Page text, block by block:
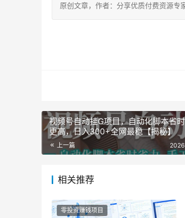
原创文章，作者：分享优质付费资源
视频号自动挂G项目，自动化脚本省
更高，日入300+全网最稳【揭秘】
上一篇
相关推荐
零投资赚钱项目